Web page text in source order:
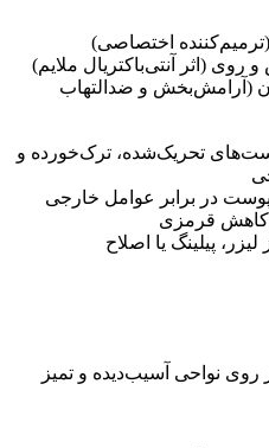
(اثر آنتی‌باکتریال ملایم)
(آرامش‌بخش و ضدالتهاب
تحریک‌شده، ترک‌خورده و
در برابر عوامل خارجی
کاهش قرمزی
پیلینگ یا اصلاح
۱ تا ۲ بار روی نواحی آسیب‌دیده و تمیز